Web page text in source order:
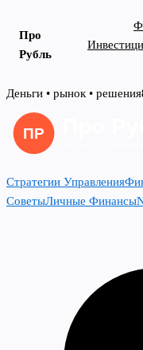
Про
Рубль
Skip
content
Деньги • рынок • решения
Стратегии Управления
СоветыЛичные Финансы